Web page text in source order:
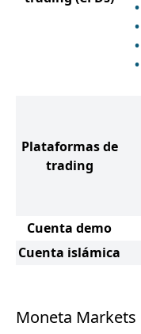
Plataformas de
trading
Cuenta demo
Cuenta islámica
Moneta Markets